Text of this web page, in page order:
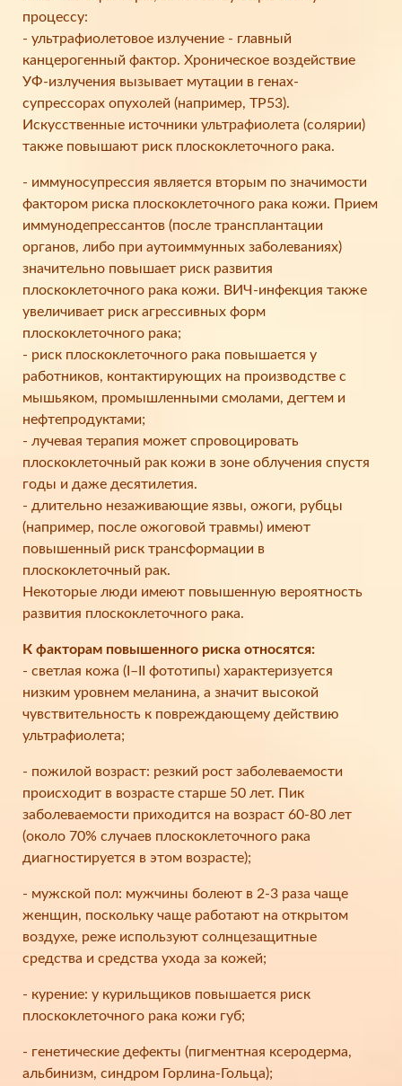
процессу:
- ультрафиолетовое излучение - главный
канцерогенный фактор. Хроническое воздействие
УФ-излучения вызывает мутации в генах-
супрессорах опухолей (например, TP53).
Искусственные источники ультрафиолета (солярии)
также повышают риск плоскоклеточного рака.
- иммуносупрессия является вторым по значимости
фактором риска плоскоклеточного рака кожи. Прием
иммунодепрессантов (после трансплантации
органов, либо при аутоиммунных заболеваниях)
значительно повышает риск развития
плоскоклеточного рака кожи. ВИЧ-инфекция также
увеличивает риск агрессивных форм
плоскоклеточного рака;
- риск плоскоклеточного рака повышается у
работников, контактирующих на производстве с
мышьяком, промышленными смолами, дегтем и
нефтепродуктами;
- лучевая терапия может спровоцировать
плоскоклеточный рак кожи в зоне облучения спустя
годы и даже десятилетия.
- длительно незаживающие язвы, ожоги, рубцы
(например, после ожоговой травмы) имеют
повышенный риск трансформации в
плоскоклеточный рак.
Некоторые люди имеют повышенную вероятность
развития плоскоклеточного рака.
К факторам повышенного риска относятся:
- светлая кожа (I–II фототипы) характеризуется
низким уровнем меланина, а значит высокой
чувствительность к повреждающему действию
ультрафиолета;
- пожилой возраст: резкий рост заболеваемости
происходит в возрасте старше 50 лет. Пик
заболеваемости приходится на возраст 60-80 лет
(около 70% случаев плоскоклеточного рака
диагностируется в этом возрасте);
- мужской пол: мужчины болеют в 2-3 раза чаще
женщин, поскольку чаще работают на открытом
воздухе, реже используют солнцезащитные
средства и средства ухода за кожей;
- курение: у курильщиков повышается риск
плоскоклеточного рака кожи губ;
- генетические дефекты (пигментная ксеродерма,
альбинизм, синдром Горлина-Гольца);